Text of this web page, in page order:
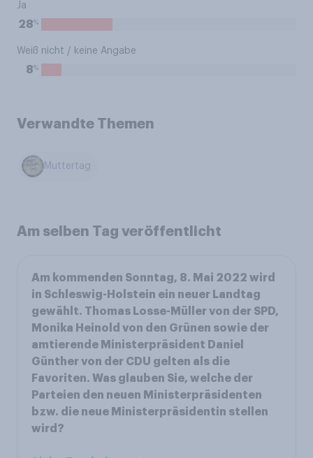
Ja
28%
Weiß nicht / keine Angabe
8%
Verwandte Themen
Muttertag
Am selben Tag veröffentlicht
Am kommenden Sonntag, 8. Mai 2022 wird
in Schleswig-Holstein ein neuer Landtag
gewählt. Thomas Losse-Müller von der SPD,
Monika Heinold von den Grünen sowie der
amtierende Ministerpräsident Daniel
Günther von der CDU gelten als die
Favoriten. Was glauben Sie, welche der
Parteien den neuen Ministerpräsidenten
bzw. die neue Ministerpräsidentin stellen
wird?